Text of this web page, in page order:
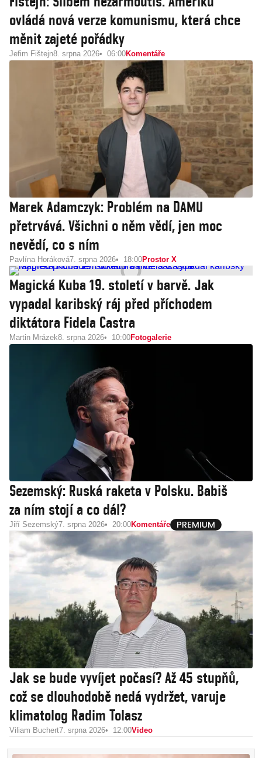
ovládá nová verze komunismu, která chce
měnit zajeté pořádky
Jefim Fištejn8. srpna 2026 06:00Komentáře
Marek Adamczyk: Problém na DAMU
přetrvává. Všichni o něm vědí, jen moc
nevědí, co s ním
Pavlína Horáková7. srpna 2026 18:00Prostor X
Magická Kuba 19. století v barvě. Jak
vypadal karibský ráj před příchodem
diktátora Fidela Castra
Martin Mrázek8. srpna 2026 10:00Fotogalerie
Sezemský: Ruská raketa v Polsku. Babiš
za ním stojí a co dál?
Jiří Sezemský7. srpna 2026 20:00Komentáře
Jak se bude vyvíjet počasí? Až 45 stupňů,
což se dlouhodobě nedá vydržet, varuje
klimatolog Radim Tolasz
Viliam Buchert7. srpna 2026 12:00Video